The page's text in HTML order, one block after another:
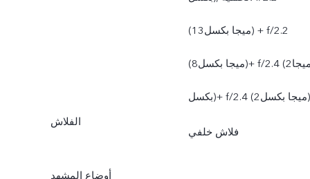
(13ميجا بكسل) + f/2.2
(8ميجا بكسل)+ f/2.4 (2ميجا
بكسل)+ f/2.4 (2ميجا بكسل)
الفلاش
فلاش خلفي
أوضاع المشهد